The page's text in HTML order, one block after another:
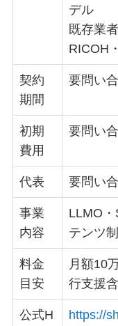
デル
既存業
RICOH
契約
期間
要問い
初期
費用
要問い
代表 要問い
事業
内容
LLMO
テンツ
料金
目安
月額10
行支援含
公式H
https://